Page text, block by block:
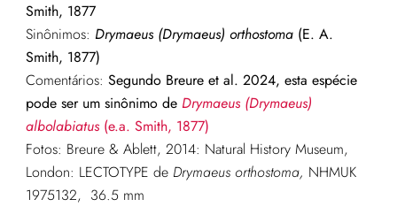
Smith, 1877
Sinônimos: Drymaeus (Drymaeus) orthostoma(E. A.
Smith, 1877)
Comentários: Segundo Breure et al. 2024, esta espécie
pode ser um sinônimo de Drymaeus (Drymaeus)
albolabiatus(e.a. Smith, 1877)
Fotos: Breure & Ablett, 2014: Natural History Museum,
London: LECTOTYPE de Drymaeus orthostoma, NHMUK
1975132, 36.5 mm